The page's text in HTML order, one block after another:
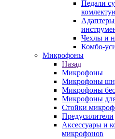
Педали
Чехлы и
Комбо-
Микрофоны
Назад
Микрофоны
Микрофоны
Микрофоны
Микрофоны
Стойки
Предусилители
Аксессуары и
микрофонов